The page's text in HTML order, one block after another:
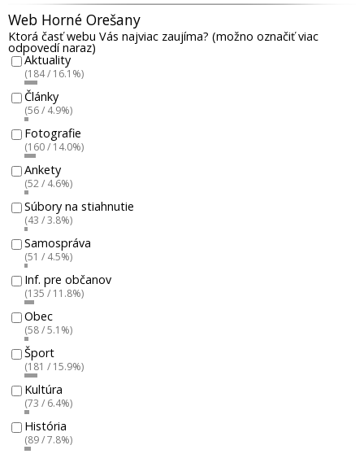
Web Horné Orešany
Ktorá časť webu Vás najviac zaujíma? (možno označiť viac
odpovedí naraz)
Aktuality
(184 / 16.1%)
Články
(56 / 4.9%)
Fotografie
(160 / 14.0%)
Ankety
(52 / 4.6%)
Súbory na stiahnutie
(43 / 3.8%)
Samospráva
(51 / 4.5%)
Inf. pre občanov
(135 / 11.8%)
Obec
(58 / 5.1%)
Šport
(181 / 15.9%)
Kultúra
(73 / 6.4%)
História
(89 / 7.8%)